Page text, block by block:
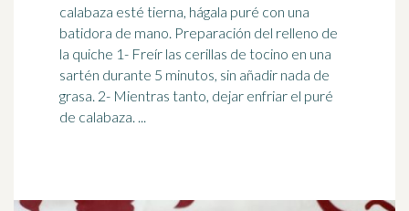
calabaza esté tierna, hágala puré con una
batidora de mano. Preparación del relleno de
la quiche 1- Freír las cerillas de tocino en una
sartén durante 5 minutos, sin añadir nada de
grasa. 2- Mientras tanto, dejar enfriar el puré
de calabaza. ...